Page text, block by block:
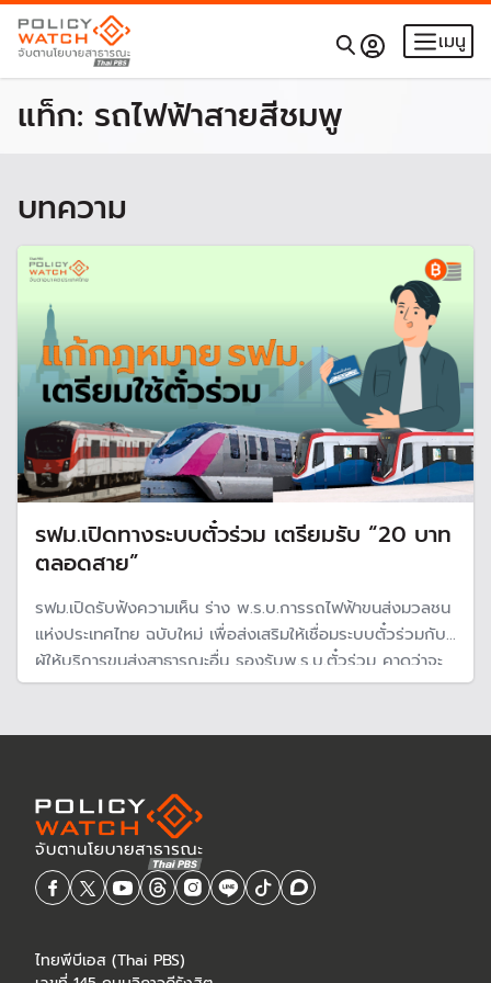
เมนู
แท็ก: รถไฟฟ้าสายสีชมพู
บทความ
รฟม.เปิดทางระบบตั๋วร่วม เตรียมรับ “20 บาท
ตลอดสาย”
รฟม.เปิดรับฟังความเห็น ร่าง พ.ร.บ.การรถไฟฟ้าขนส่งมวลชน
แห่งประเทศไทย ฉบับใหม่ เพื่อส่งเสริมให้เชื่อมระบบตั๋วร่วมกับ
ผู้ให้บริการขนส่งสาธารณะอื่น รองรับพ.ร.บ.ตั๋วร่วม คาดว่าจะ
เริ่มบังคับใช้ช่วงกลางปี 68
ไทยพีบีเอส (Thai PBS)